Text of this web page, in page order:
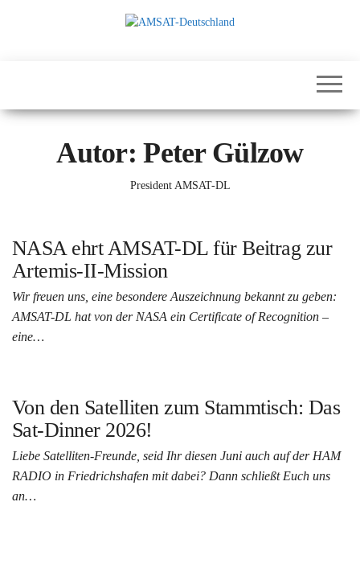
Education
Autor:Peter Gülzow
President AMSAT-DL
NASA ehrt AMSAT-DL für Beitrag zur
Artemis-II-Mission
Wir freuen uns, eine besondere Auszeichnung bekannt zu geben:
AMSAT-DL hat von der NASA ein Certificate of Recognition –
eine…
Von den Satelliten zum Stammtisch: Das
Sat-Dinner 2026!
Liebe Satelliten-Freunde, seid Ihr diesen Juni auch auf der HAM
RADIO in Friedrichshafen mit dabei? Dann schließt Euch uns
an…